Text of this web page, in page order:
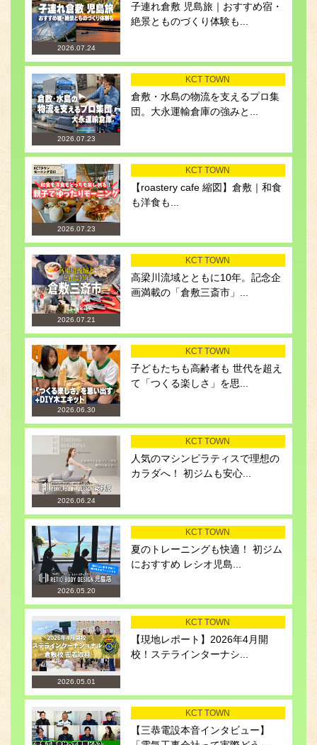
2026.07.24
子連れ倉敷 児島旅｜おすすめ宿・
絶景とものづくり体験も...
2026.07.23
KCT TOWN
倉敷・水島の物流を支えるプロ集
団。大永運輸倉庫の強みと...
2026.07.23
KCT TOWN
【roastery cafe 縮図】倉敷｜和食
も洋食も...
2026.07.21
KCT TOWN
高梁川流域とともに10年。記念企
画満載の「倉敷三斎市」...
2026.06.30
KCT TOWN
子どもたちも高齢者も 世代を超え
て「つくる楽しさ」を思...
2026.06.24
KCT TOWN
人気のマシンピラティスで理想の
カラダへ！ 初ジムも安心...
2026.05.20
KCT TOWN
夏のトレーニングも快適！ 初ジム
におすすめ レシオ児島...
2026.05.01
KCT TOWN
【現地レポート】2026年4月開
校！ステラインターナシ...
KCT TOWN
【三恭電設本音インタビュー】